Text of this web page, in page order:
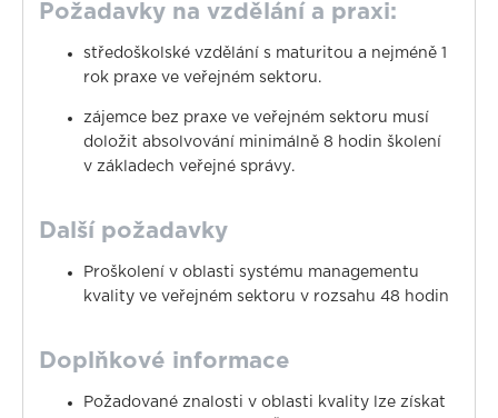
Požadavky na vzdělání a praxi:
středoškolské vzdělání s maturitou a nejméně 1
rok praxe ve veřejném sektoru.
zájemce bez praxe ve veřejném sektoru musí
doložit absolvování minimálně 8 hodin školení
v základech veřejné správy.
Další požadavky
Proškolení v oblasti systému managementu
kvality ve veřejném sektoru v rozsahu 48 hodin
Doplňkové informace
Požadované znalosti v oblasti kvality lze získat